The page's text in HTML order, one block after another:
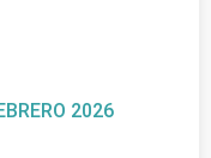
2026